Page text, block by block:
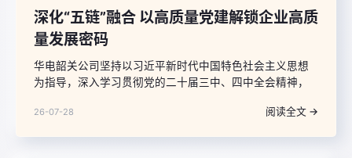
深化“五链”融合 以高质量党建解锁企业高质
量发展密码
华电韶关公司坚持以习近平新时代中国特色社会主义思想
为指导，深入学习贯彻党的二十届三中、四中全会精神，
营融合不深、基层党组织战斗堡垒作用发挥不充分、干部
26-07-28 阅读全文 →